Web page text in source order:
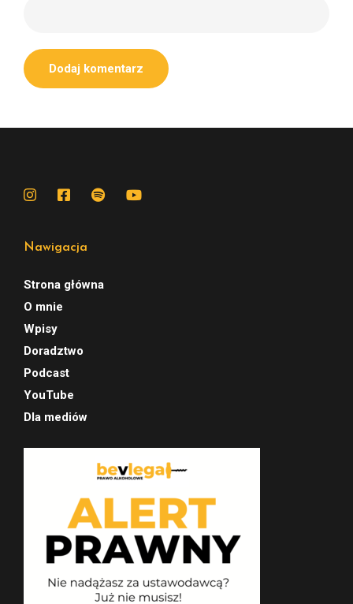
Nawigacja
Strona główna
O mnie
Wpisy
Doradztwo
Podcast
YouTube
Dla mediów